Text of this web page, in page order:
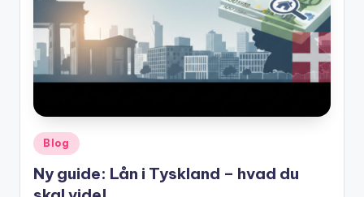
Posted
in
Blog
Ny guide: Lån i Tyskland – hvad du